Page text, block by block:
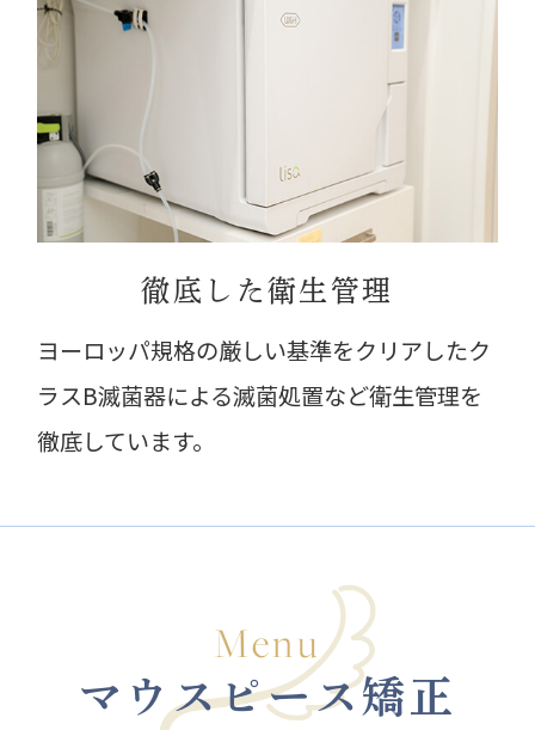
徹底した衛生管理
ヨーロッパ規格の厳しい基準をクリアしたク
ラスB滅菌器による滅菌処置など衛生管理を
徹底しています。
Menu
マウスピース矯正